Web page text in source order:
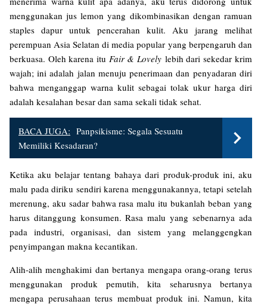
menggunakan jus lemon yang dikombinasikan dengan ramuan
staples dapur untuk pencerahan kulit. Aku jarang melihat
perempuan Asia Selatan di media popular yang berpengaruh dan
berkuasa. Oleh karena itu Fair & Lovely lebih dari sekedar krim
wajah; ini adalah jalan menuju penerimaan dan penyadaran diri
bahwa menganggap warna kulit sebagai tolak ukur harga diri
adalah kesalahan besar dan sama sekali tidak sehat.
BACA JUGA: Panpsikisme: Segala Sesuatu
Memiliki Kesadaran?
Ketika aku belajar tentang bahaya dari produk-produk ini, aku
malu pada diriku sendiri karena menggunakannya, tetapi setelah
merenung, aku sadar bahwa rasa malu itu bukanlah beban yang
harus ditanggung konsumen. Rasa malu yang sebenarnya ada
pada industri, organisasi, dan sistem yang melanggengkan
penyimpangan makna kecantikan.
Alih-alih menghakimi dan bertanya mengapa orang-orang terus
menggunakan produk pemutih, kita seharusnya bertanya
mengapa perusahaan terus membuat produk ini. Namun, kita